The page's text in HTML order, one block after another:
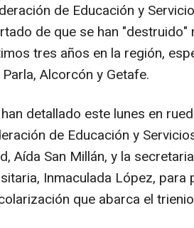
de Educación y
de que se han
tres años en la región,
Alcorcón y Getafe.
detallado este lunes en
de Educación y
Aída San Millán, y la
Inmaculada López,
que abarca el